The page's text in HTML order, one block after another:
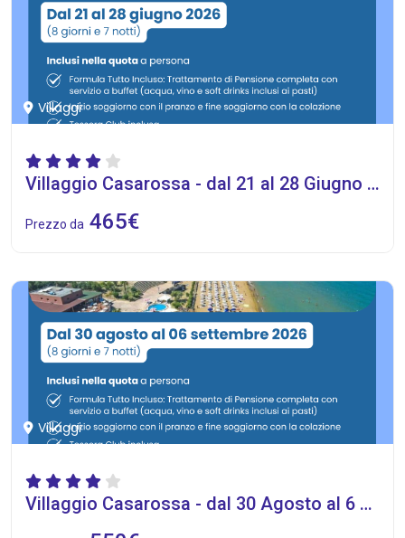
Villaggi
Villaggio Casarossa - dal 21 al 28 Giugno 2026
Prezzo da 465€
Villaggi
Villaggio Casarossa - dal 30 Agosto al 6 Settembre 2026